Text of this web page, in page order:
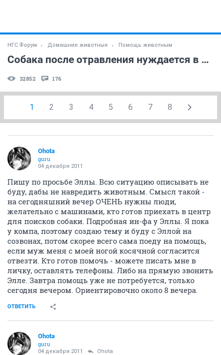
НГС.Форум Домашние животные Помощь животным
Собака после отравления нуждается в финансовой помощи
32852 176
1 2 3 4 5 6 7 8
Ohota
guru
04 декабря 2011
Пишу по просьбе Эллы. Всю ситуацию описывать не
буду, дабы не навредить животным. Смысл такой -
на сегодняшний вечер ОЧЕНЬ нужны люди,
желательно с машинами, кто готов приехать в центр
для поисков собаки. Подробная ин-фа у Эллы. Я пока
у компа, поэтому создаю тему и буду с Эллой на
созвонах, потом скорее всего сама поеду на помощь,
если муж меня с моей ногой косячной согласится
отвезти. Кто готов помочь - можете писать мне в
личку, оставлять телефоны. Либо на прямую звонить
Элле. Завтра помощь уже не потребуется, только
сегодня вечером. Ориентировочно около 8 вечера.
ОТВЕТИТЬ
Ohota
guru
04 декабря 2011 Ohota